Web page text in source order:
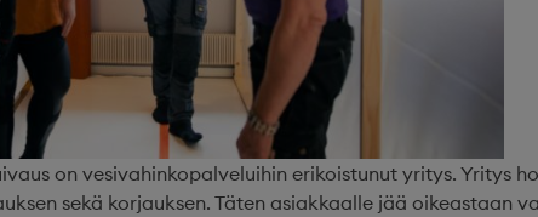
on vesivahinkopalveluihin erikoistunut yritys. Yritys
sekä korjauksen. Täten asiakkaalle jää oikeastaan